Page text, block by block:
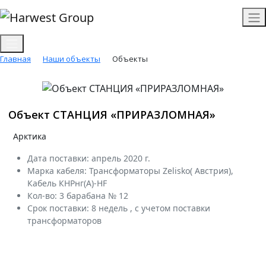
Главная Наши объекты Объекты
Объект СТАНЦИЯ «ПРИРАЗЛОМНАЯ»
Арктика
Дата поставки: апрель 2020 г.
Марка кабеля: Трансформаторы Zelisko( Австрия),
Кабель КНРнг(А)-HF
Кол-во: 3 барабана № 12
Срок поставки: 8 недель , с учетом поставки
трансформаторов